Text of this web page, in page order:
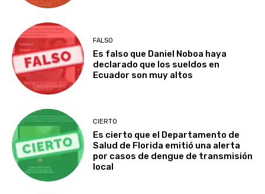
FALSO
Es falso que Daniel Noboa haya
declarado que los sueldos en
Ecuador son muy altos
CIERTO
Es cierto que el Departamento de
Salud de Florida emitió una alerta
por casos de dengue de transmisión
local